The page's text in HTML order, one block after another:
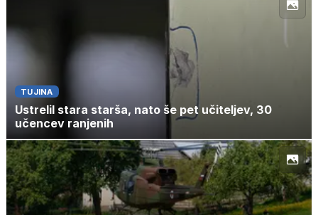
TUJINA
Ustrelil stara starša, nato še pet učiteljev, 30
učencev ranjenih